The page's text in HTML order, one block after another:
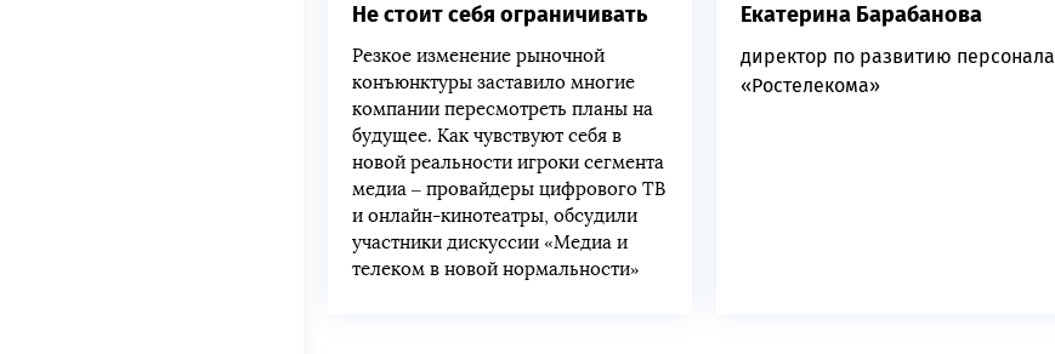
Не стоит себя ограничивать
Резкое изменение рыночной
конъюнктуры заставило многие
компании пересмотреть планы на
будущее. Как чувствуют себя в
новой реальности игроки сегмента
медиа – провайдеры цифрового ТВ
и онлайн-кинотеатры, обсудили
участники дискуссии «Медиа и
телеком в новой нормальности»
Екатерина Барабанова
директор по развитию персонала
«Ростелекома»